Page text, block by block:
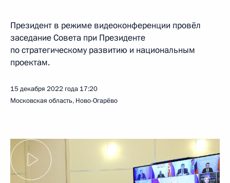
Президент в режиме видеоконференции провёл
заседание Совета при Президенте
по стратегическому развитию и национальным
проектам.
15 декабря 2022 года 17:20
Московская область, Ново-Огарёво